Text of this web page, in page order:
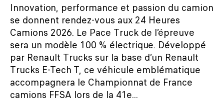
Innovation, performance et passion du camion
se donnent rendez-vous aux 24 Heures
Camions 2026. Le Pace Truck de l’épreuve
sera un modèle 100 % électrique. Développé
par Renault Trucks sur la base d’un Renault
Trucks E-Tech T, ce véhicule emblématique
accompagnera le Championnat de France
camions FFSA lors de la 41e...